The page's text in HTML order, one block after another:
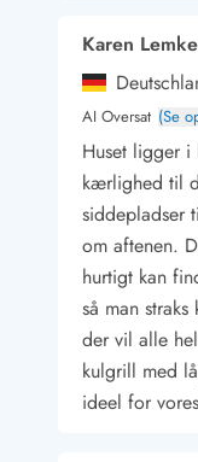
Vandring langs
Vandski for hele familien
Sejlads langs Vestkysten
Kulturaktiviteter
Historiske museer
Kunstmuseer
Kunsthåndværk og
Kulinariske oplevelser
Sandskulpturfestival
Hold jul i sommerhuset
Vikingetiden i Danmark
Karen
AI Oversat (Se
Huset ligger
kærlighed til
siddepladser
om aftenen.
hurtigt kan
så man
der vil alle
kulgrill med
ideel for